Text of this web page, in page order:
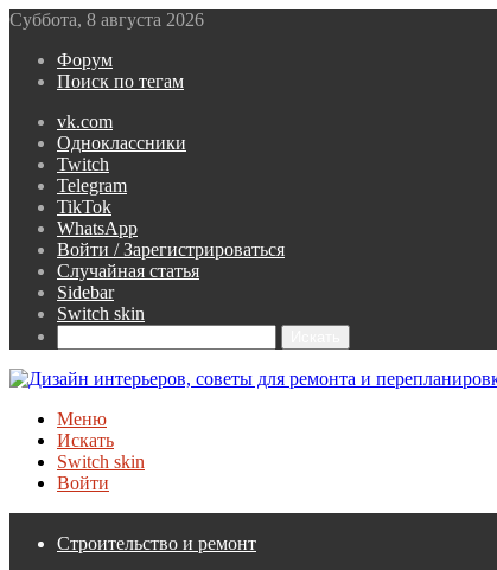
Суббота, 8 августа 2026
Форум
Поиск по тегам
vk.com
Одноклассники
Twitch
Telegram
TikTok
WhatsApp
Войти / Зарегистрироваться
Случайная статья
Sidebar
Switch skin
Меню
Искать
Switch skin
Войти
Строительство и ремонт